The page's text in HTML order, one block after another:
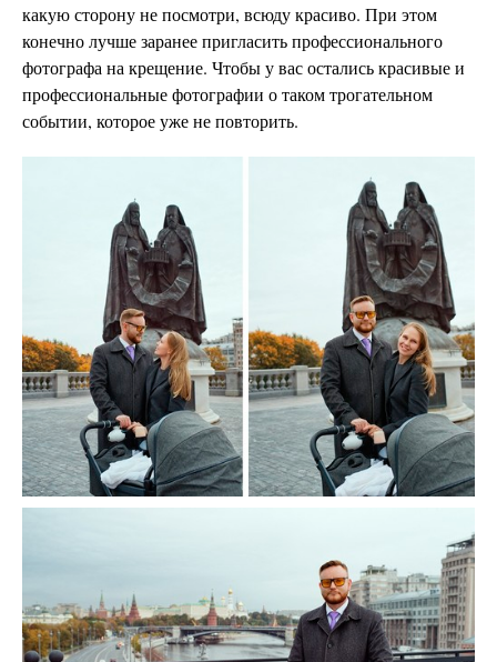
какую сторону не посмотри, всюду красиво. При этом
конечно лучше заранее пригласить профессионального
фотографа на крещение. Чтобы у вас остались красивые и
профессиональные фотографии о таком трогательном
событии, которое уже не повторить.